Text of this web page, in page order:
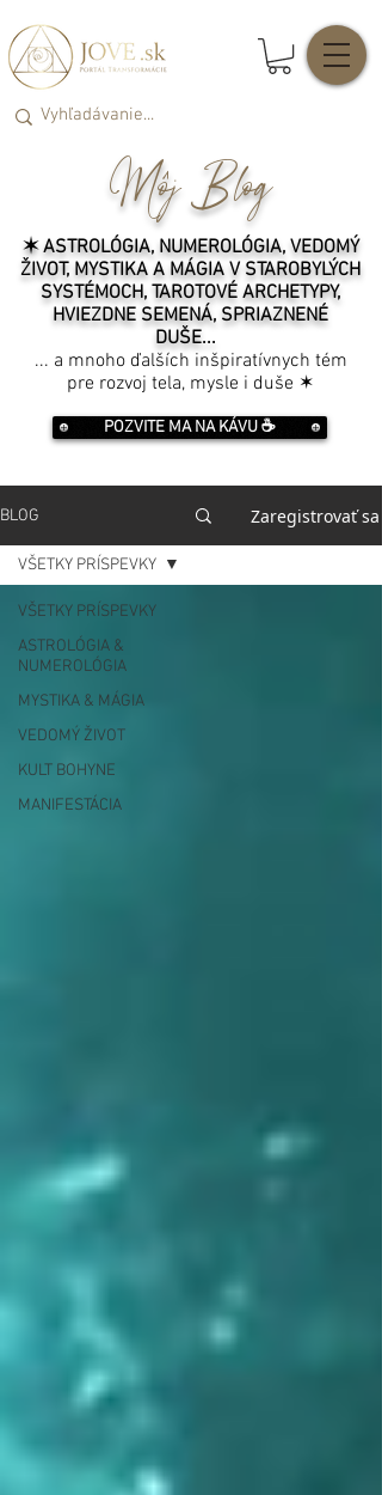
Môj Blog
✶ ASTROLÓGIA, NUMEROLÓGIA, VEDOMÝ
ŽIVOT, MYSTIKA A MÁGIA V STAROBYLÝCH
SYSTÉMOCH, TAROTOVÉ ARCHETYPY,
HVIEZDNE SEMENÁ, SPRIAZNENÉ
DUŠE...
... a mnoho ďalších inšpiratívnych tém
pre rozvoj tela, mysle i duše ✶
POZVITE MA NA KÁVU ☕️
BLOG Zaregistrovať sa
VŠETKY PRÍSPEVKY
ASTROLÓGIA &
NUMEROLÓGIA
MYSTIKA & MÁGIA
VEDOMÝ ŽIVOT
KULT BOHYNE
MANIFESTÁCIA
VŠETKY PRÍSPEVKY